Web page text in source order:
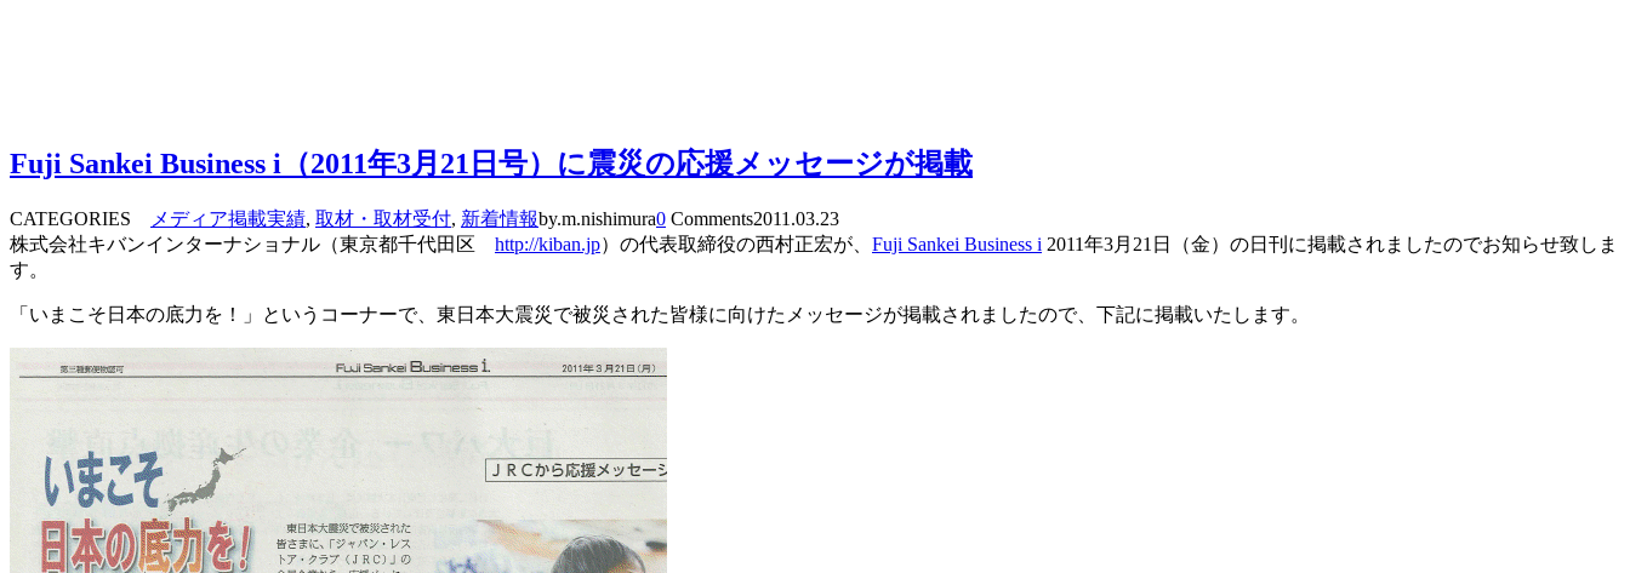
Fuji Sankei Business i（2011年3月21日号）に震災の応援メッセージが掲載
CATEGORIES メディア掲載実績, 取材・取材受付, 新着情報by.m.nishimura0 Comments2011.03.23
株式会社キバンインターナショナル（東京都千代田区 http://kiban.jp）の代表取締役の西村正宏が、 Fuji Sankei Business i 2011年3月21日（金）の日刊に掲載されましたのでお知らせ致しま
す。
「いまこそ日本の底力を！」というコーナーで、東日本大震災で被災された皆様に向けたメッセージが掲載されましたので、下記に掲載いたします。